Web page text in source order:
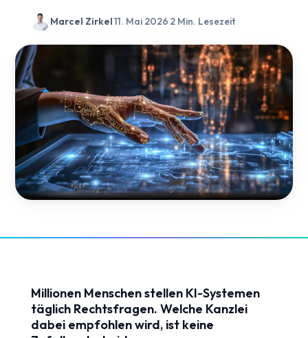
Marcel Zirkel11. Mai 2026 2 Min. Lesezeit
Millionen Menschen stellen KI-Systemen
täglich Rechtsfragen. Welche Kanzlei
dabei empfohlen wird, ist keine